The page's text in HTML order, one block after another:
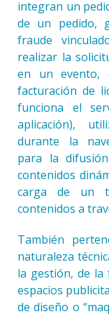
integran un
de un pedido,
fraude
realizar la
en un evento,
facturación de
funciona el
aplicación),
durante la
para la
contenidos
carga de un
contenidos a
También
naturaleza
la gestión, de la
espacios
de diseño o